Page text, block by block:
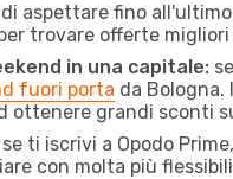
aspettare fino
trovare offerte
in una capitale:
fuori porta da Bologna.
ottenere grandi sconti
se ti iscrivi a Opodo
con molta più